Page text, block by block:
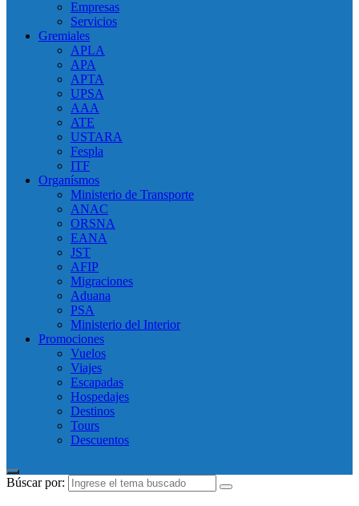
Empresas
Servicios
Gremiales
APLA
APA
APTA
UPSA
AAA
ATE
USTARA
Fespla
ITF
Organísmos
Ministerio de Transporte
ANAC
ORSNA
EANA
JST
AFIP
Migraciones
Aduana
PSA
Ministerio del Interior
Promociones
Vuelos
Viajes
Escapadas
Hospedajes
Destinos
Tours
Descuentos
Búscar por: